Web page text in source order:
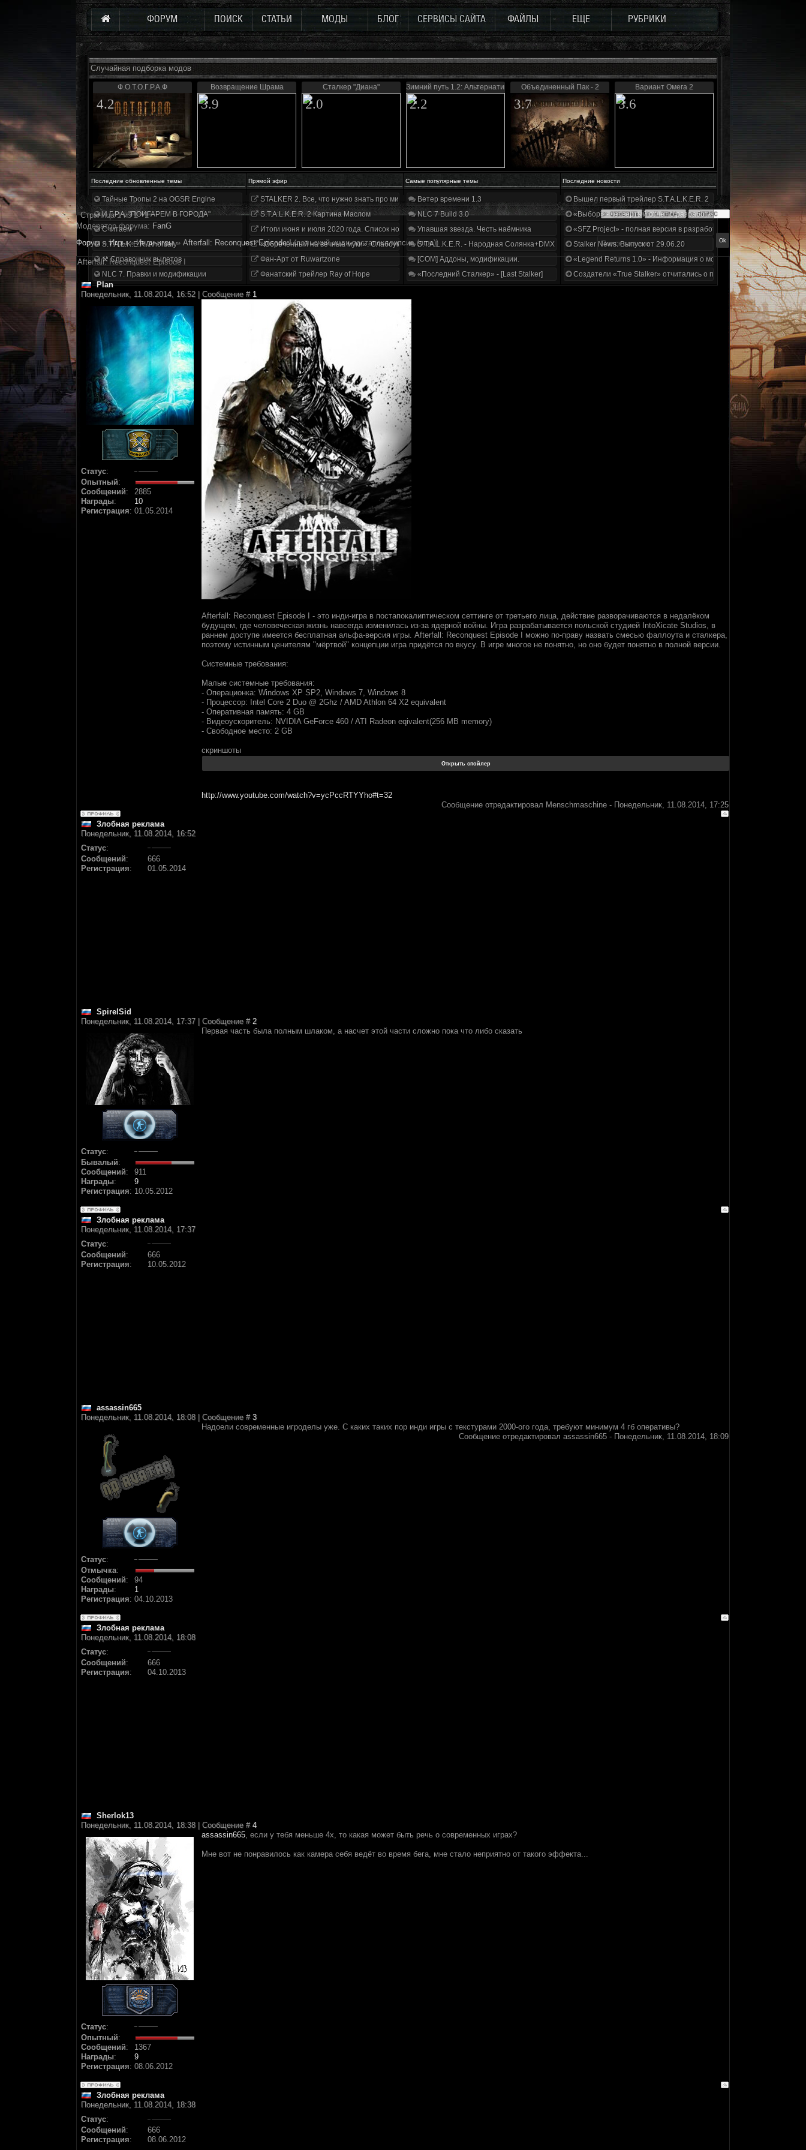
ФОРУМ ПОИСК СТАТЬИ МОДЫ БЛОГ СЕРВИСЫ САЙТА ФАЙЛЫ ЕЩЕ РУБРИКИ
Случайная подборка модов
Ф.О.Т.О.Г.Р.А.Ф
4.2
Возвращение Шрама
3.9
Сталкер "Диана"
2.0
Зимний путь 1.2: Альтернатива
2.2
Объединенный Пак - 2
3.7
Вариант Омега 2
3.6
Последние обновленные темы Прямой эфир Самые популярные темы Последние новости
Тайные Тропы 2 на OGSR Engine
И.Г.Р.А. "ПОИГАРЕМ В ГОРОДА"
Считаем
S.T.A.L.K.E.R. Anomaly
⚒ Справочник вылетов
NLC 7. Правки и модификации
STALKER 2. Все, что нужно знать про мир, геймплей и сюжет | Разбор трейлера
S.T.A.L.K.E.R. 2 Картина Маслом
Итоги июня и июля 2020 года. Список нововведений
«Обречённый на вечные муки». Слабоумие и отвага
Фан-Арт от Ruwartzone
Фанатский трейлер Ray of Hope
Ветер времени 1.3
NLC 7 Build 3.0
Упавшая звезда. Честь наёмника
S.T.A.L.K.E.R. - Народная Солянка+DMX 1.3.5.ООП.МА.К.
[COM] Аддоны, модификации.
«Последний Сталкер» - [Last Stalker]
Вышел первый трейлер S.T.A.L.K.E.R. 2
«Выбор» - четвертый отчет о разработке!
«SFZ Project» - полная версия в разработке!
Stalker News. Выпуск от 29.06.20
«Legend Returns 1.0» - Информация о моде за июнь 2020
Создатели «True Stalker» отчитались о проделанной работе
Страница1из1
1
Модератор форума: FanG
Форум » Игры » Инди-игры » Afterfall: Reconquest Episode I (польский инди-постапокалипсис (пше))
Afterfall: Reconquest Episode I
Plan
Понедельник, 11.08.2014, 16:52 | Сообщение # 1
Статус:
Опытный:
Сообщений:
2885
Награды:
10
Регистрация: 01.05.2014
Afterfall: Reconquest Episode I - это инди-игра в постапокалиптическом сеттинге от третьего лица, действие разворачиваются в недалёком
будущем, где человеческая жизнь навсегда изменилась из-за ядерной войны. Игра разрабатывается польской студией IntoXicate Studios, в
раннем доступе имеется бесплатная альфа-версия игры. Afterfall: Reconquest Episode I можно по-праву назвать смесью фаллоута и сталкера,
поэтому истинным ценителям "мёртвой" концепции игра придётся по вкусу. В игре многое не понятно, но оно будет понятно в полной версии.
Системные требования:
Малые системные требования:
- Операционка: Windows XP SP2, Windows 7, Windows 8
- Процессор: Intel Core 2 Duo @ 2Ghz / AMD Athlon 64 X2 equivalent
- Оперативная память: 4 GB
- Видеоускоритель: NVIDIA GeForce 460 / ATI Radeon eqivalent(256 MB memory)
- Свободное место: 2 GB
скриншоты
http://www.youtube.com/watch?v=ycPccRTYYho#t=32
Сообщение отредактировал Menschmaschine - Понедельник, 11.08.2014, 17:25
Злобная реклама
Понедельник, 11.08.2014, 16:52
Статус:
Сообщений:
666
Регистрация: 01.05.2014
SpirelSid
Понедельник, 11.08.2014, 17:37 | Сообщение # 2
Статус:
Бывалый:
Сообщений:
911
Награды:
9
Регистрация: 10.05.2012
Первая часть была полным шлаком, а насчет этой части сложно пока что либо сказать
Злобная реклама
Понедельник, 11.08.2014, 17:37
Статус:
Сообщений:
666
Регистрация: 10.05.2012
assassin665
Понедельник, 11.08.2014, 18:08 | Сообщение # 3
Статус:
Отмычка:
Сообщений:
94
Награды:
1
Регистрация: 04.10.2013
Надоели современные игроделы уже. С каких таких пор инди игры с текстурами 2000-ого года, требуют минимум 4 гб оперативы?
Сообщение отредактировал assassin665 - Понедельник, 11.08.2014, 18:09
Злобная реклама
Понедельник, 11.08.2014, 18:08
Статус:
Сообщений:
666
Регистрация: 04.10.2013
Sherlok13
Понедельник, 11.08.2014, 18:38 | Сообщение # 4
Статус:
Опытный:
Сообщений:
1367
Награды:
9
Регистрация: 08.06.2012
assassin665, если у тебя меньше 4х, то какая может быть речь о современных играх?
Мне вот не понравилось как камера себя ведёт во время бега, мне стало неприятно от такого эффекта...
Злобная реклама
Понедельник, 11.08.2014, 18:38
Статус:
Сообщений:
666
Регистрация: 08.06.2012